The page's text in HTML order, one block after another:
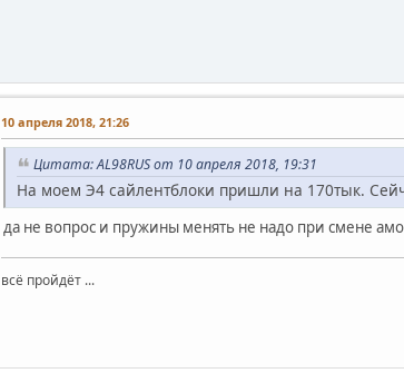
10 апреля 2018, 21:26
Цитата: AL98RUS от 10 апреля 2018, 19:31
На моем Э4 сайлентблоки пришли на 170тык.
да не вопрос и пружины менять не надо при смене
всё пройдёт ...